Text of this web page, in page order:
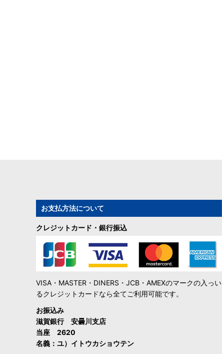
お支払方法について
クレジットカード・銀行振込
VISA・MASTER・DINERS・JCB・AMEXのマークの入っい
るクレジットカードなら全てご利用可能です。
お振込み
滋賀銀行 安曇川支店
当座 2620
名義：ユ）イトウカショウテン